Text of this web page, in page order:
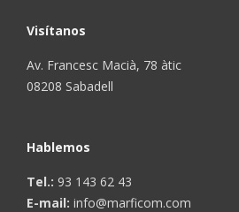
Visítanos
Av. Francesc Macià, 78 àtic
08208 Sabadell
Hablemos
Tel.: 93 143 62 43
E-mail: info@marficom.com